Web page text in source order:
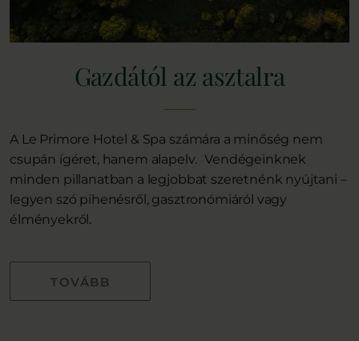
Gazdától az asztalra
A Le Primore Hotel & Spa számára a minőség nem
csupán ígéret, hanem alapelv. Vendégeinknek
minden pillanatban a legjobbat szeretnénk nyújtani –
legyen szó pihenésről, gasztronómiáról vagy
élményekről.
TOVÁBB